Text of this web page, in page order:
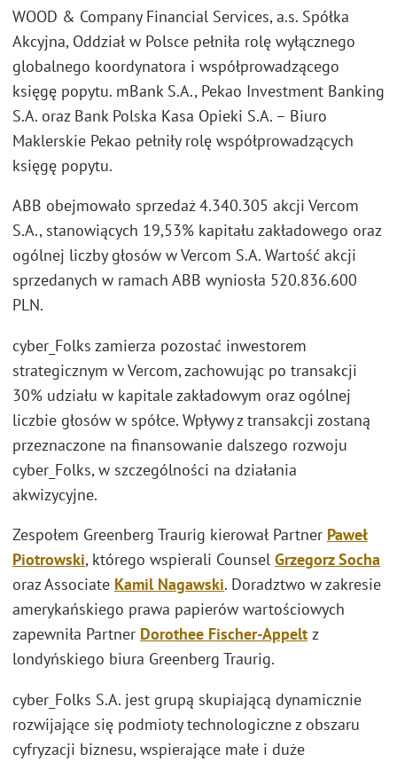
WOOD & Company Financial Services, a.s. Spółka
Akcyjna, Oddział w Polsce pełniła rolę wyłącznego
globalnego koordynatora i współprowadzącego
księgę popytu. mBank S.A., Pekao Investment Banking
S.A. oraz Bank Polska Kasa Opieki S.A. – Biuro
Maklerskie Pekao pełniły rolę współprowadzących
księgę popytu.
ABB obejmowało sprzedaż 4.340.305 akcji Vercom
S.A., stanowiących 19,53% kapitału zakładowego oraz
ogólnej liczby głosów w Vercom S.A. Wartość akcji
sprzedanych w ramach ABB wyniosła 520.836.600
PLN.
cyber_Folks zamierza pozostać inwestorem
strategicznym w Vercom, zachowując po transakcji
30% udziału w kapitale zakładowym oraz ogólnej
liczbie głosów w spółce. Wpływy z transakcji zostaną
przeznaczone na finansowanie dalszego rozwoju
cyber_Folks, w szczególności na działania
akwizycyjne.
Zespołem Greenberg Traurig kierował Partner Paweł
Piotrowski, którego wspierali Counsel Grzegorz Socha
oraz Associate Kamil Nagawski. Doradztwo w zakresie
amerykańskiego prawa papierów wartościowych
zapewniła Partner Dorothee Fischer-Appelt z
londyńskiego biura Greenberg Traurig.
cyber_Folks S.A. jest grupą skupiającą dynamicznie
rozwijające się podmioty technologiczne z obszaru
cyfryzacji biznesu, wspierające małe i duże